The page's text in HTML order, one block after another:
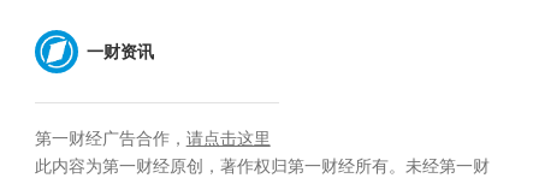
一财资讯
第一财经广告合作， 请点击这里
此内容为第一财经原创，著作权归第一财经所有。未经第一财